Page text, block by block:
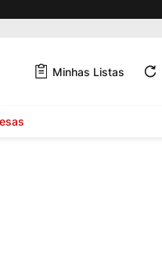
Minhas Listas